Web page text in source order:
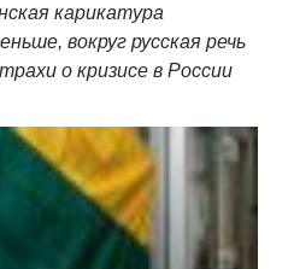
карикатура
вокруг русская речь
о кризисе в России